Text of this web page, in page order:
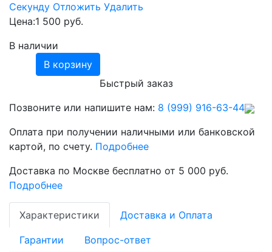
Cекунду Отложить Удалить
Цена:1 500 руб.
В наличии
В корзину
Быстрый заказ
Позвоните или напишите нам: 8 (999) 916-63-44
Оплата при получении наличными или банковской
картой, по счету. Подробнее
Доставка по Москве бесплатно от 5 000 руб.
Подробнее
Характеристики Доставка и Оплата
Гарантии
Вопрос-ответ